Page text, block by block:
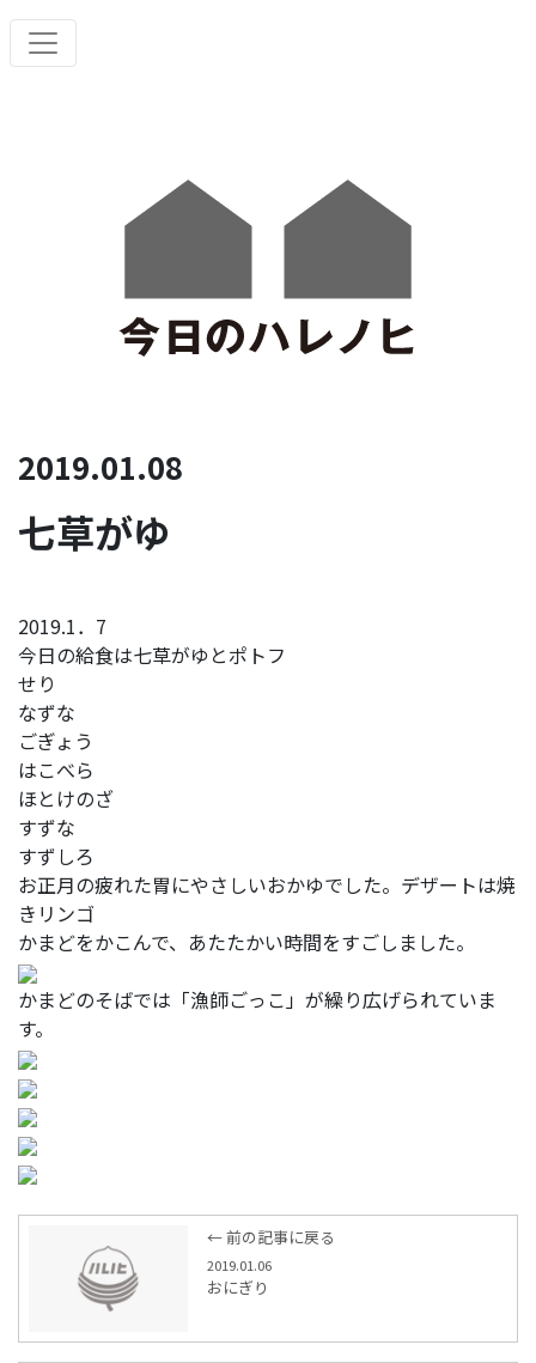
2019.01.08
七草がゆ
2019.1．7
今日の給食は七草がゆとポトフ
せり
なずな
ごぎょう
はこべら
ほとけのざ
すずな
すずしろ
お正月の疲れた胃にやさしいおかゆでした。デザートは焼
きリンゴ
かまどをかこんで、あたたかい時間をすごしました。
かまどのそばでは「漁師ごっこ」が繰り広げられていま
す。
← 前の記事に戻る
2019.01.06
おにぎり